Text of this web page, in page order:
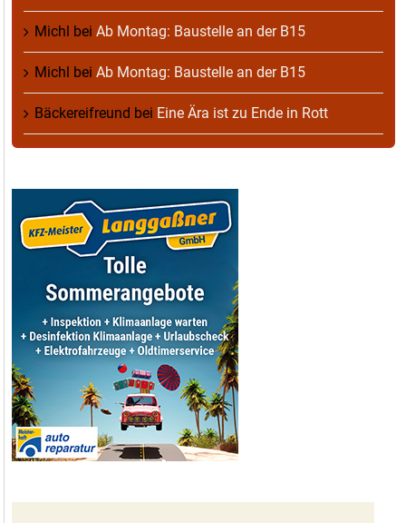
Michl bei Ab Montag: Baustelle an der B15
Michl bei Ab Montag: Baustelle an der B15
Bäckereifreund bei Eine Ära ist zu Ende in Rott